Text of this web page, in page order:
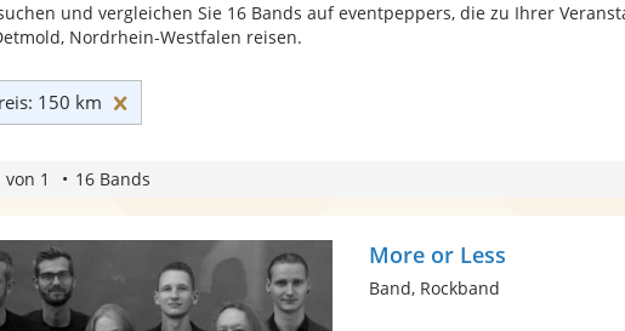
und vergleichen Sie 16 Bands auf eventpeppers, die zu Ihrer
Nordrhein-Westfalen reisen.
150 km
1 16 Bands
More or Less
Band, Rockband